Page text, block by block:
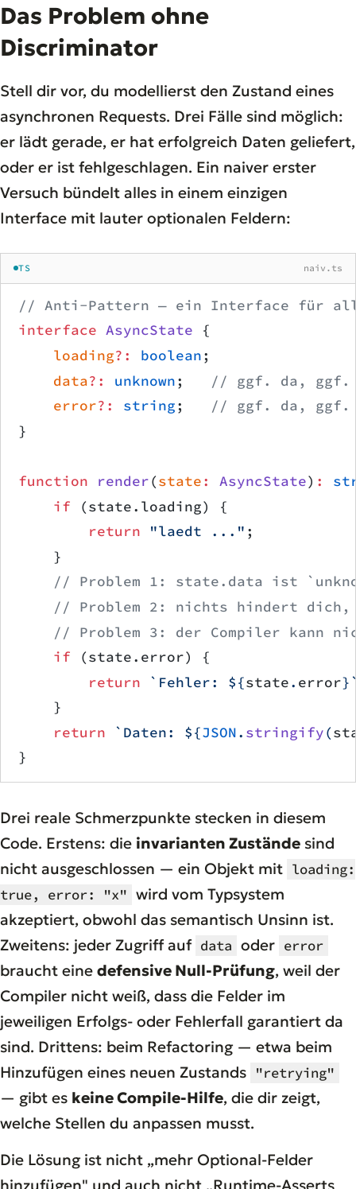
Das Problem ohne
Discriminator
Stell dir vor, du modellierst den Zustand eines
asynchronen Requests. Drei Fälle sind möglich:
er lädt gerade, er hat erfolgreich Daten geliefert,
oder er ist fehlgeschlagen. Ein naiver erster
Versuch bündelt alles in einem einzigen
Interface mit lauter optionalen Feldern:
TS naiv.ts
// Anti-Pattern — ein Interface für
interface AsyncState {
    loading
?: boolean;
    data
?: unknown;
// ggf. da, ggf.
    error
?: string;
// ggf. da, ggf.
}
function render(state: AsyncState) :
    if
(state.loading) {
        return
"laedt ..." ;
    }
// Problem 1: state.data ist
// Problem 2: nichts hindert
// Problem 3: der Compiler kann
    if
(state.error) {
        return
`Fehler: ${state. error
    }
    return
`Daten: ${JSON. stringify(
}
Drei reale Schmerzpunkte stecken in diesem
Code. Erstens: die invarianten Zustände sind
nicht ausgeschlossen — ein Objekt mit loading:
true, error: "x" wird vom Typsystem
akzeptiert, obwohl das semantisch Unsinn ist.
Zweitens: jeder Zugriff auf data oder error
braucht eine defensive Null-Prüfung, weil der
Compiler nicht weiß, dass die Felder im
jeweiligen Erfolgs- oder Fehlerfall garantiert da
sind. Drittens: beim Refactoring — etwa beim
Hinzufügen eines neuen Zustands "retrying"
— gibt es keine Compile-Hilfe, die dir zeigt,
welche Stellen du anpassen musst.
Die Lösung ist nicht „mehr Optional-Felder
hinzufügen" und auch nicht „Runtime-Asserts